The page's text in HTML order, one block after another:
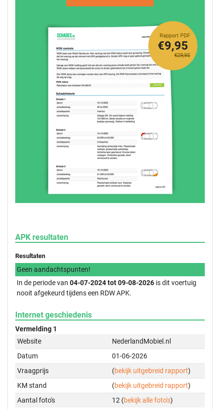
Rapport PDF
€29,95
€9,95
APK resultaten
Resultaten
Geen aandachtspunten!
In de periode van 04-07-2024 tot 09-08-2026 is dit voertuig
nooit afgekeurd tijdens een RDW APK.
Internet geschiedenis
Vermelding 1
Website
NederlandMobiel.nl
Datum
01-06-2026
Vraagprijs
(bekijk uitgebreid rapport)
KM stand
(bekijk uitgebreid rapport)
Aantal foto's
12 (bekijk alle foto's)